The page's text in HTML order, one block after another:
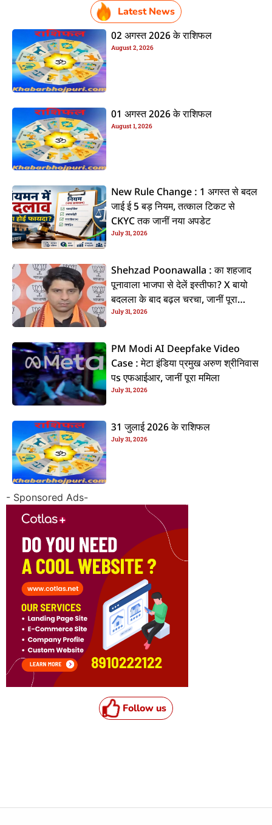
Latest News
02 अगस्त 2026 के राशिफल
August 2, 2026
01 अगस्त 2026 के राशिफल
August 1, 2026
New Rule Change : 1 अगस्त से बदल
जाई ई 5 बड़ नियम, तत्काल टिकट से
CKYC तक जानीं नया अपडेट
July 31, 2026
Shehzad Poonawalla : का शहजाद
पूनावाला भाजपा से देलें इस्तीफा? X बायो
बदलला के बाद बढ़ल चरचा, जानीं पूरा
ममिला
July 31, 2026
PM Modi AI Deepfake Video
Case : मेटा इंडिया प्रमुख अरुण श्रीनिवास
पs एफआईआर, जानीं पूरा ममिला
July 31, 2026
31 जुलाई 2026 के राशिफल
July 31, 2026
- Sponsored Ads-
Follow us